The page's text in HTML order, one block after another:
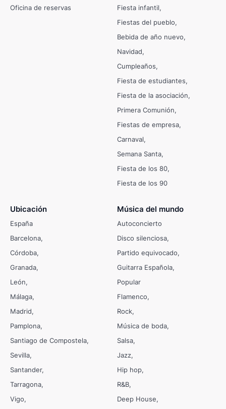
Oficina de reservas
Fiesta infantil
Fiestas del pueblo
Bebida de año nuevo
Navidad
Cumpleaños
Fiesta de estudiantes
Fiesta de la asociación
Primera Comunión
Fiestas de empresa
Carnaval
Semana Santa
Fiesta de los 80
Fiesta de los 90
Ubicación
España
Barcelona
Córdoba
Granada
León
Málaga
Madrid
Pamplona
Santiago de Compostela
Sevilla
Santander
Tarragona
Vigo
Música del mundo
Autoconcierto
Disco silenciosa
Partido equivocado
Guitarra Española
Popular
Flamenco
Rock
Música de boda
Salsa
Jazz
Hip hop
R&B
Deep House